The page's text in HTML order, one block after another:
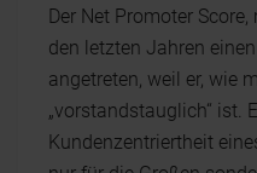
Der Net Promoter
den letzten Jahren
angetreten, weil er, wie
„vorstandstauglich“ ist.
Kundenzentriertheit